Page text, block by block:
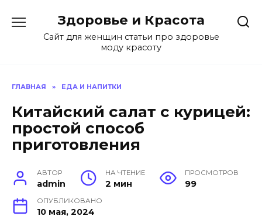
содержанию
Здоровье и Красота
Сайт для женщин статьи про здоровье
моду красоту
ГЛАВНАЯ » ЕДА И НАПИТКИ
Китайский салат с курицей:
простой способ
приготовления
АВТОР
admin
НА ЧТЕНИЕ
2 мин
ПРОСМОТРОВ
99
ОПУБЛИКОВАНО
10 мая, 2024